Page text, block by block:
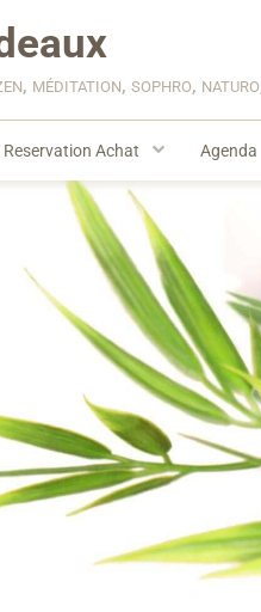
méditation, sophro,
Reservation Achat Agenda